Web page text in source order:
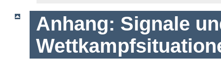
Anhang: Signale